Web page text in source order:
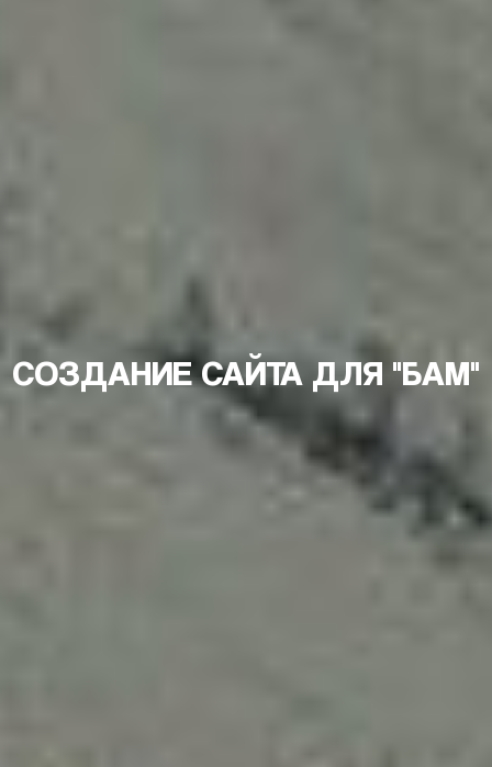
СОЗДАНИЕ САЙТА ДЛЯ "БАМ"